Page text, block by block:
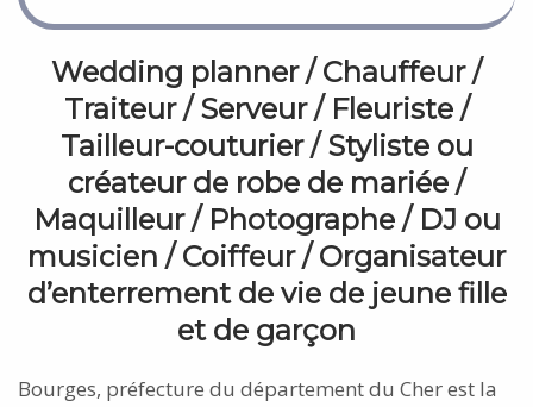
Wedding planner/ Chauffeur/
Traiteur/ Serveur/ Fleuriste/
Tailleur-couturier/ Styliste ou
créateur de robe de mariée /
Maquilleur/ Photographe/ DJ ou
musicien / Coiffeur/ Organisateur
d’enterrement de vie de jeune fille
et de garçon
Bourges, préfecture du département du Cher est la